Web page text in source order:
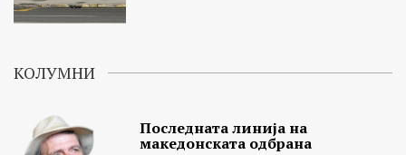
КОЛУМНИ
Последната линија на
македонската одбрана